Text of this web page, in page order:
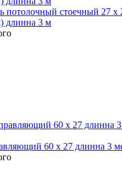
потолочный стоечный 27 x
длинна 3 м
60 x 27 длинна 3